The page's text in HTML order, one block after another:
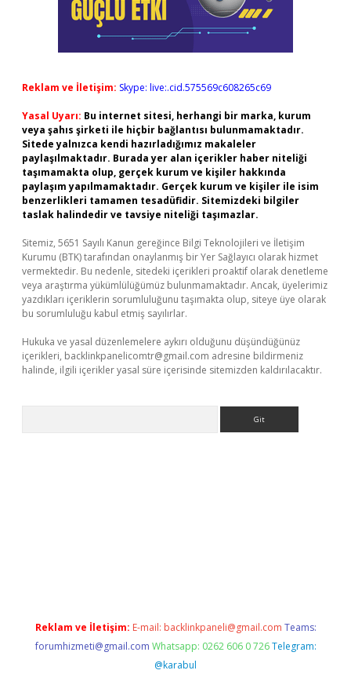
Reklam ve İletişim: Skype: live:.cid.575569c608265c69
Yasal Uyarı: Bu internet sitesi, herhangi bir marka, kurum
veya şahıs şirketi ile hiçbir bağlantısı bulunmamaktadır.
Sitede yalnızca kendi hazırladığımız makaleler
paylaşılmaktadır. Burada yer alan içerikler haber niteliği
taşımamakta olup, gerçek kurum ve kişiler hakkında
paylaşım yapılmamaktadır. Gerçek kurum ve kişiler ile isim
benzerlikleri tamamen tesadüfidir. Sitemizdeki bilgiler
taslak halindedir ve tavsiye niteliği taşımazlar.
Sitemiz, 5651 Sayılı Kanun gereğince Bilgi Teknolojileri ve İletişim
Kurumu (BTK) tarafından onaylanmış bir Yer Sağlayıcı olarak hizmet
vermektedir. Bu nedenle, sitedeki içerikleri proaktif olarak denetleme
veya araştırma yükümlülüğümüz bulunmamaktadır. Ancak, üyelerimiz
yazdıkları içeriklerin sorumluluğunu taşımakta olup, siteye üye olarak
bu sorumluluğu kabul etmiş sayılırlar.
Hukuka ve yasal düzenlemelere aykırı olduğunu düşündüğünüz
içerikleri, backlinkpanelicomtr@gmail.com adresine bildirmeniz
halinde, ilgili içerikler yasal süre içerisinde sitemizden kaldırılacaktır.
Reklam ve İletişim: E-mail: backlinkpaneli@gmail.com Teams:
forumhizmeti@gmail.com Whatsapp: 0262 606 0 726 Telegram:
@karabul